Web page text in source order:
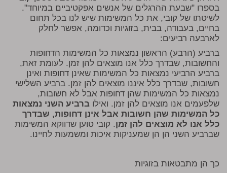
בספרו "שבעת ההרגלים של אנשים אפקטיביים במיוחד".
לשיטתו של קובי, את כל המשימות שיש לנו בכל תחום
בחיים, בעבודה, בבית, בזוגיות וכדומה, אפשר לחלק
לארבעה רביעים:
ברביע (הרבע) הראשון נמצאות כל המשימות הדחופות
והחשובות, שבדרך כלל אנו מוצאים להן זמן. לעומת זאת,
ברביע הרביעי נמצאות כל המשימות שאינן דחופות ואינן
חשובות, שבדרך כלל איננו מוצאים להן זמן. ברביע השלישי
נמצאות כל המשימות שהן דחופות אבל לא חשובות,
שלפעמים אנו מוצאים להן זמן. ואילו ברביע השני נמצאות
כל המשימות שהן חשובות אבל אינן דחופות, שבדרך
כלל אנו לא מוצאים להן זמן. קובי טוען שדווקא המשימות
שברביע השני הן הן שמעניקות איכות ומשמעות לחיינו.
כך הן מתבטאות בזוגיות